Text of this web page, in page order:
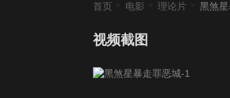
首页 电影 理论片 黑煞
视频截图